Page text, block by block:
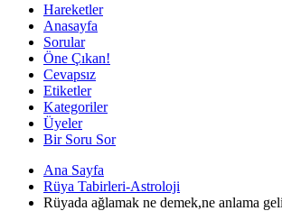
Hareketler
Anasayfa
Sorular
Öne Çıkan!
Cevapsız
Etiketler
Kategoriler
Üyeler
Bir Soru Sor
Ana Sayfa
Rüya Tabirleri-Astroloji
Rüyada ağlamak ne demek,ne anlama